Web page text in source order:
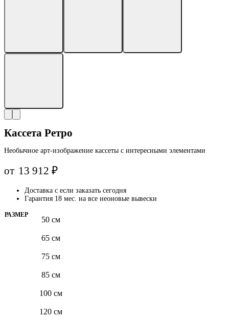
Кассета Ретро
Необычное арт-изображение кассеты с интересными элементами
от 13 912₽
Доставка с если заказать сегодня
Гарантия 18 мес. на все неоновые вывески
РАЗМЕР
50 см
65 см
75 см
85 см
100 см
120 см